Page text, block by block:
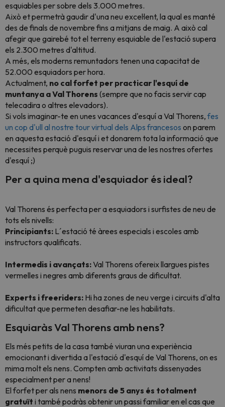
esquiables per sobre dels 3.000 metres.
Això et permetrà gaudir d'una neu excel·lent, la qual es manté
des de finals de novembre fins a mitjans de maig. A això cal
afegir que gairebé tot el terreny esquiable de l'estació supera
els 2.300 metres d'altitud.
A més, els moderns remuntadors tenen una capacitat de
52.000 esquiadors per hora.
Actualment, no cal forfet per practicar l'esquí de
muntanya a Val Thorens (sempre que no facis servir cap
telecadira o altres elevadors).
Si vols imaginar-te en unes vacances d'esquí a Val Thorens, fes
un cop d'ull al nostre tour virtual dels Alps francesos on parem
en aquesta estació d'esquí i et donarem tota la informació que
necessites perquè puguis reservar una de les nostres ofertes
d'esquí ;)
Per a quina mena d'esquiador és ideal?
Val Thorens és perfecta per a esquiadors i surfistes de neu de
tots els nivells:
Principiants: L´estació té àrees especials i escoles amb
instructors qualificats.
Intermedis i avançats:Val Thorens ofereix llargues pistes
vermelles i negres amb diferents graus de dificultat.
Experts i freeriders: Hi ha zones de neu verge i circuits d'alta
dificultat que permeten desafiar-ne les habilitats.
Esquiaràs Val Thorens amb nens?
Els més petits de la casa també viuran una experiència
emocionant i divertida a l'estació d'esquí de Val Thorens, on es
mima molt els nens. Compten amb activitats dissenyades
especialment per a nens!
El forfet per als nens menors de 5 anys és totalment
gratuït i també podràs obtenir un passi familiar en el cas que